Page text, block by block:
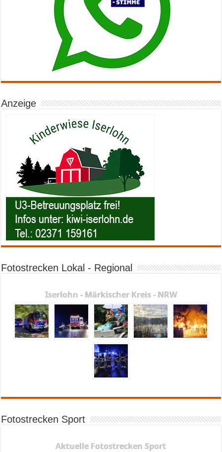
Anzeige
Fotostrecken Lokal - Regional
Iserlohn - Märkischer Kreis - NRW
Fotostrecken Sport
Aktuelle Fotostrecken Sport